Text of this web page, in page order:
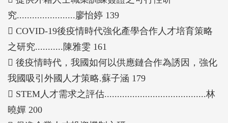
才策略；STEM人才需求之評估；促進企業人才投資
機制之研究；公共建設投資就業效果之初探-以前瞻
基礎建設計畫為例；新加坡推動產業數位人才培訓策
略之研析。上述11篇所收錄的內容，均為同仁近年來
利用公忙之餘，對相關重要議題進行深入研究的成
果。
本輯的出版，除反映同仁認真致力公務之心得產出，
也是專業知識能力的展現。由於所收錄的專文均是本
究.......................廖怡婷 139
 COVID-19後疫情時代強化產學合作人才培育策略
之研究...........陳雅雯 161
 後疫情時代，我國如何以供應鏈合作為誘因，強化
我國吸引外國人才策略.蘇子涵 179
 STEM人才需求之評估........................................林
曉嬋 200